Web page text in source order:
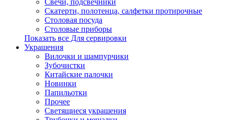
Свечи, подсвечники
Скатерти, полотенца, салфетки протирочные
Столовая посуда
Столовые приборы
Показать все Для сервировки
Украшения
Вилочки и шампурчики
Зубочистки
Китайские палочки
Новинки
Папильотки
Прочее
Светящиеся украшения